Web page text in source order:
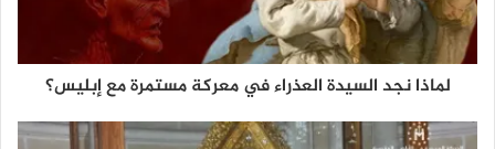
لماذا نجد السيدة العذراء في معركة مستمرة مع إبليس؟